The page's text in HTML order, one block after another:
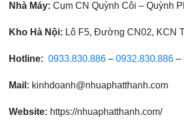
Nhà Máy: Cụm CN Quỳnh Côi – Quỳnh
Kho Hà Nội: Lô F5, Đường CN02, KCN
Hotline: 0933.830.886 – 0932.830.886 –
Mail: kinhdoanh@nhuaphatthanh.com
Website: https://nhuaphatthanh.com/